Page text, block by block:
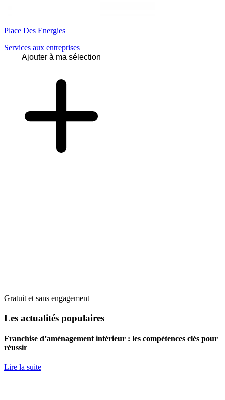
Place Des Energies
Services aux entreprises
Ajouter à ma sélection
Gratuit et sans engagement
Les actualités populaires
Franchise d’aménagement intérieur : les compétences clés pour
réussir
Lire la suite